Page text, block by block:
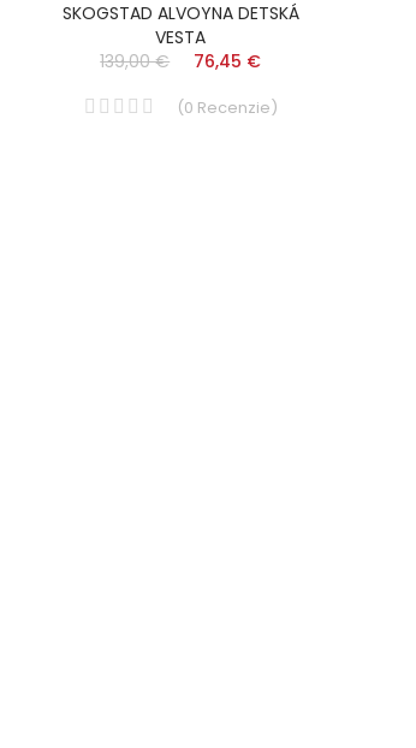
SKOGSTAD ALVOYNA DETSKÁ
VESTA
139,00 €
76,45 €
(0 Recenzie)